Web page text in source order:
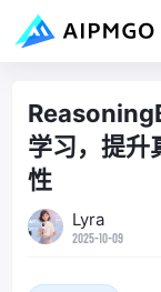
学习，提升
性
Lyra
2025-10-09